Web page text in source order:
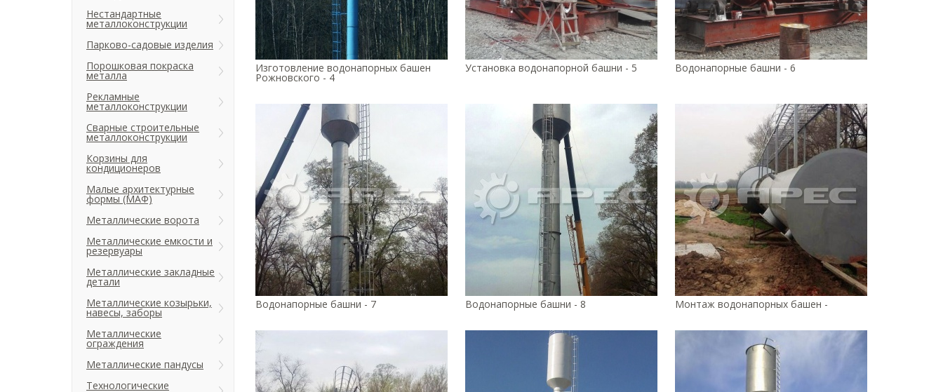
Изготовление водонапорных башен
Рожновского - 4
Установка водонапорной башни - 5 Водонапорные башни - 6
Водонапорные башни - 7 Водонапорные башни - 8 Монтаж водонапорных башен -
Нестандартные
металлоконструкции
Парково-садовые изделия
Порошковая покраска
металла
Рекламные
металлоконструкции
Сварные строительные
металлоконструкции
Корзины для
кондиционеров
Малые архитектурные
формы (МАФ)
Металлические ворота
Металлические емкости и
резервуары
Металлические закладные
детали
Металлические козырьки,
навесы, заборы
Металлические
ограждения
Металлические пандусы
Технологические